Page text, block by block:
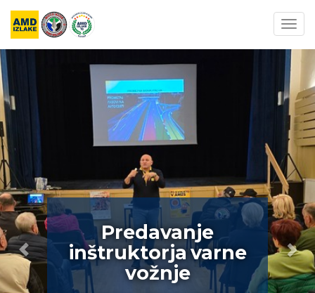
Predavanje
inštruktorja varne
vožnje